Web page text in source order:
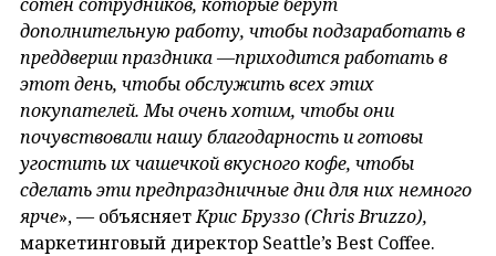
дополнительную работу, чтобы подзаработать в
преддверии праздника —приходится работать в
этот день, чтобы обслужить всех этих
покупателей. Мы очень хотим, чтобы они
почувствовали нашу благодарность и готовы
угостить их чашечкой вкусного кофе, чтобы
сделать эти предпраздничные дни для них немного
ярче», — объясняет Крис Бруззо (Chris Bruzzo),
маркетинговый директор Seattle’s Best Coffee.